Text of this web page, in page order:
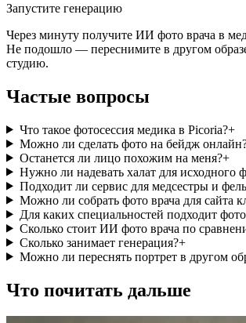
Запустите генерацию
Через минуту получите ИИ фото врача в
Не подошло — переснимите в другом
студию.
Частые вопросы
Что такое фотосессия медика в Picoria?+
Можно ли сделать фото на бейдж
Останется ли лицо похожим на меня?+
Нужно ли надевать халат для исходного
Подходит ли сервис для медсестры и
Можно ли собрать фото врача для сайта
Для каких специальностей подходит
Сколько стоит ИИ фото врача по
Сколько занимает генерация?+
Можно ли переснять портрет в другом
Что почитать дальше